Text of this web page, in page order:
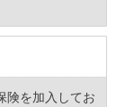
険を加入してお